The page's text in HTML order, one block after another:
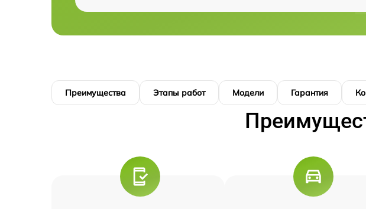
Преимущества Этапы работ Модели Гарантия